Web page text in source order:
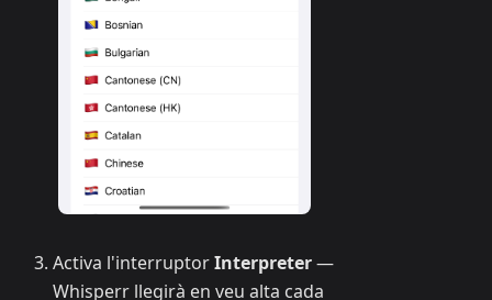
Activa l'interruptorInterpreter—
Whisperr llegirà en veu alta cada